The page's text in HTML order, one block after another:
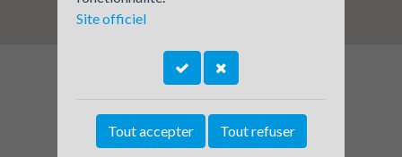
Site officiel
Tout accepter Tout refuser